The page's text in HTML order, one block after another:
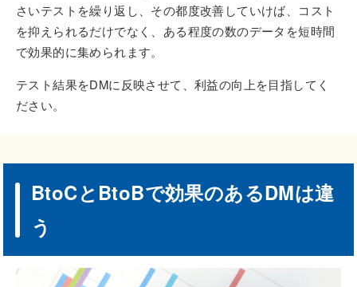
さいテストを繰り返し、その都度改善していけば、コスト
を抑えられるだけでなく、ある程度の数のデータを短時間
で効果的に集められます。
テスト結果をDMに反映させて、利益の向上を目指してく
ださい。
BtoCとBtoBで効果のあるDMは違
う